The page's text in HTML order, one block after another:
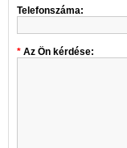
Telefonszáma:
Az Ön kérdése: